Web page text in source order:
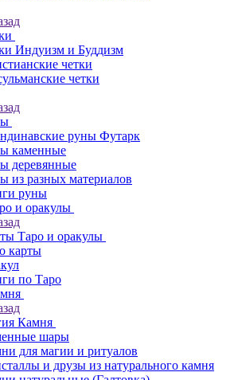
Индуизм и Буддизм
четки
четки
руны Футарк
каменные
деревянные
из разных материалов
руны
и оракулы
Таро и оракулы
карты
по Таро
Камня
шары
для магии и ритуалов
и друзы из натурального камня